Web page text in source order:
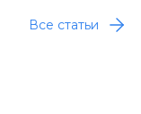
Все статьи